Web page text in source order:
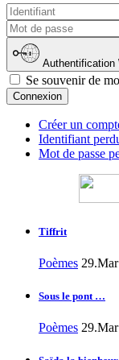
Authentification
Se souvenir de
Connexion
Créer un
Identifiant
Mot de passe
Tiffrit
Poèmes 29.Mar
Sous le pont …
Poèmes 29.Mar